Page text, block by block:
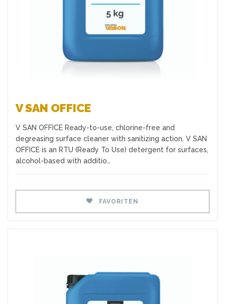
V SAN OFFICE
V SAN OFFICE Ready-to-use, chlorine-free and
degreasing surface cleaner with sanitizing action. V SAN
OFFICE is an RTU (Ready To Use) detergent for surfaces,
alcohol-based with additio…
FAVORITEN